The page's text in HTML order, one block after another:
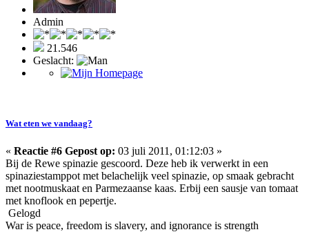
Admin
21.546
Geslacht:
Wat eten we vandaag?
« Reactie #6 Gepost op: 03 juli 2011, 01:12:03 »
Bij de Rewe spinazie gescoord. Deze heb ik verwerkt in een
spinaziestamppot met belachelijk veel spinazie, op smaak gebracht
met nootmuskaat en Parmezaanse kaas. Erbij een sausje van tomaat
met knoflook en pepertje.
Gelogd
War is peace, freedom is slavery, and ignorance is strength